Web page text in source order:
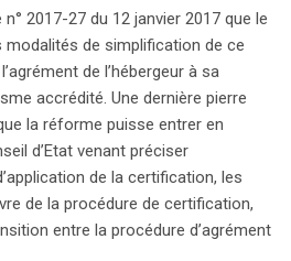
sauf pour les services
qui continuent de nécessiter un
s’applique aux entités
recueillies lors d’activités de
et couvre diverses opérations,
des infrastructures,
d’information et la
Bien que le décret précise le
interrogations demeurent sur
à certaines entités,
2017-27 du 12 janvier 2017 que le
modalités de simplification de ce
de l’hébergeur à sa
accrédité. Une dernière pierre
la réforme puisse entrer en
d’Etat venant préciser
de la certification, les
de la procédure de certification,
entre la procédure d’agrément